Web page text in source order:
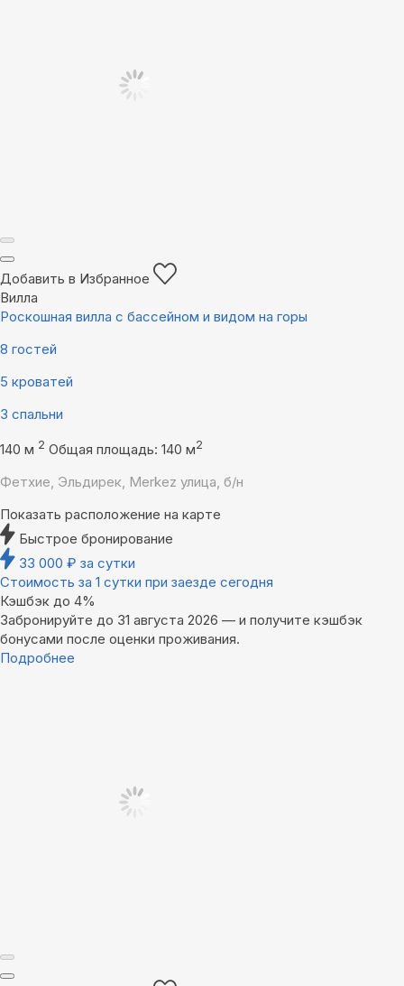
Добавить в Избранное
Вилла
Роскошная вилла с бассейном и видом на горы
8 гостей
5 кроватей
3 спальни
140 м 2 Общая площадь: 140 м2
Фетхие, Эльдирек, Merkez улица, б/н
Показать расположение на карте
Быстрое бронирование
33 000 ₽ за сутки
Стоимость за 1 сутки при заезде сегодня
Кэшбэк до 4%
Забронируйте до 31 августа 2026 — и получите кэшбэк
бонусами после оценки проживания.
Подробнее